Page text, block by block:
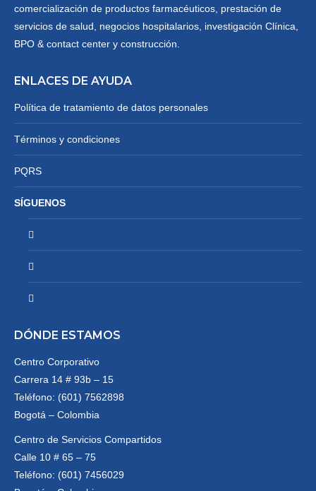
comercialización de productos farmacéuticos, prestación de
servicios de salud, negocios hospitalarios, investigación Clínica,
BPO & contact center y construcción.
ENLACES DE AYUDA
Política de tratamiento de datos personales
Términos y condiciones
PQRS
SÍGUENOS
DÓNDE ESTAMOS
Centro Corporativo
Carrera 14 # 93b – 15
Teléfono: (601) 7562898
Bogotá – Colombia
Centro de Servicios Compartidos
Calle 10 # 65 – 75
Teléfono: (601) 7456029